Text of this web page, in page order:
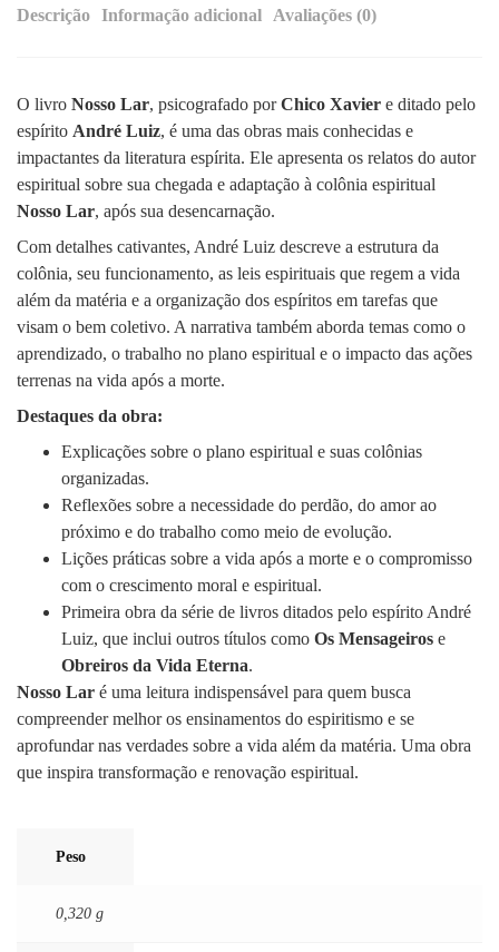
Descrição Informação adicional Avaliações (0)
O livro Nosso Lar, psicografado porChico Xavier e ditado pelo
espírito André Luiz, é uma das obras mais conhecidas e
impactantes da literatura espírita. Ele apresenta os relatos do autor
espiritual sobre sua chegada e adaptação à colônia espiritual
Nosso Lar, após sua desencarnação.
Com detalhes cativantes, André Luiz descreve a estrutura da
colônia, seu funcionamento, as leis espirituais que regem a vida
além da matéria e a organização dos espíritos em tarefas que
visam o bem coletivo. A narrativa também aborda temas como o
aprendizado, o trabalho no plano espiritual e o impacto das ações
terrenas na vida após a morte.
Destaques da obra:
Explicações sobre o plano espiritual e suas colônias
organizadas.
Reflexões sobre a necessidade do perdão, do amor ao
próximo e do trabalho como meio de evolução.
Lições práticas sobre a vida após a morte e o compromisso
com o crescimento moral e espiritual.
Primeira obra da série de livros ditados pelo espírito André
Luiz, que inclui outros títulos como Os Mensageiros e
Obreiros da Vida Eterna.
Nosso Lar é uma leitura indispensável para quem busca
compreender melhor os ensinamentos do espiritismo e se
aprofundar nas verdades sobre a vida além da matéria. Uma obra
que inspira transformação e renovação espiritual.
Peso
0,320 g